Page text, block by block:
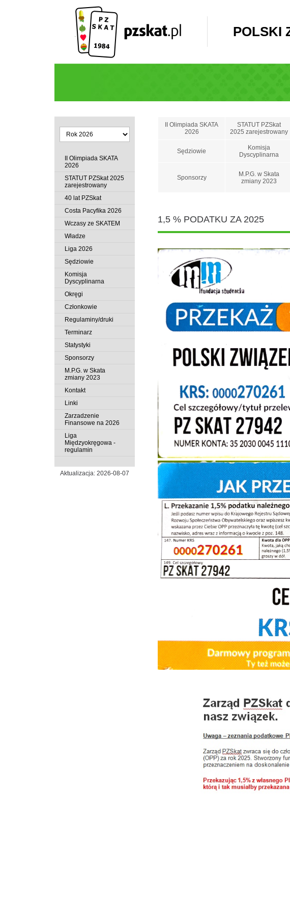
POLSKI
II Olimpiada SKATA
2026
STATUT PZSkat 2025
zarejestrowany
40 lat PZSkat
Costa Pacyfika 2026
Wczasy ze SKATEM
Władze
Liga 2026
Sędziowie
Komisja
Dyscyplinarna
Okręgi
Członkowie
Regulaminy/druki
Terminarz
Statystyki
Sponsorzy
M.P.G. w Skata
zmiany 2023
Kontakt
Linki
Zarzadzenie
Finansowe na 2026
Liga
Międzyokręgowa -
regulamin
Aktualizacja: 2026-08-07
II Olimpiada SKATA
2026
STATUT PZSkat
2025 zarejestrowany
Sędziowie
Komisja
Dyscyplinarna
Sponsorzy
M.P.G. w Skata
zmiany 2023
1,5 % PODATKU ZA 2025